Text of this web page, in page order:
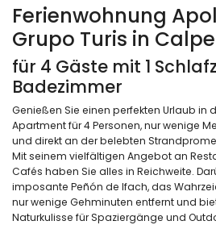
Ferienwohnung
Grupo Turis in Calpe
für 4 Gäste mit 1
Badezimmer
Genießen Sie einen perfekten Urlaub in
Apartment für 4 Personen, nur wenige
und direkt an der belebten
Mit seinem vielfältigen Angebot an
Cafés haben Sie alles in Reichweite.
imposante Peñón de Ifach, das
nur wenige Gehminuten entfernt und
Naturkulisse für Spaziergänge und